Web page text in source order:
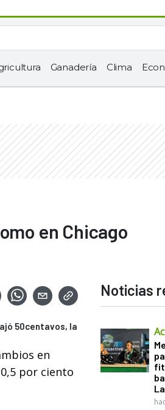
Ganadería Clima
en Chicago
50centavos, la
en
por ciento
Noticias